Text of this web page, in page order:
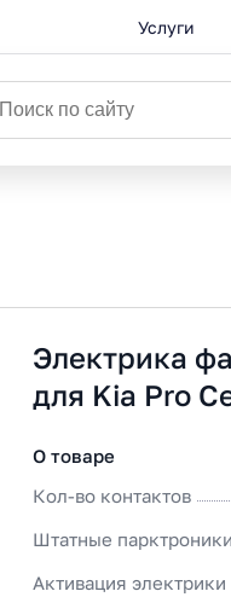
Услуги
Электрика
для Kia Pro
О товаре
Кол-во контактов
Штатные парктроники
Активация электрики